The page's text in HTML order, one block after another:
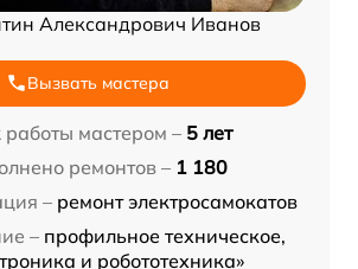
Александрович Иванов
Вызвать мастера
мастером – 5 лет
ремонтов – 1 180
– ремонт электросамокатов
– профильное техническое,
и робототехника»